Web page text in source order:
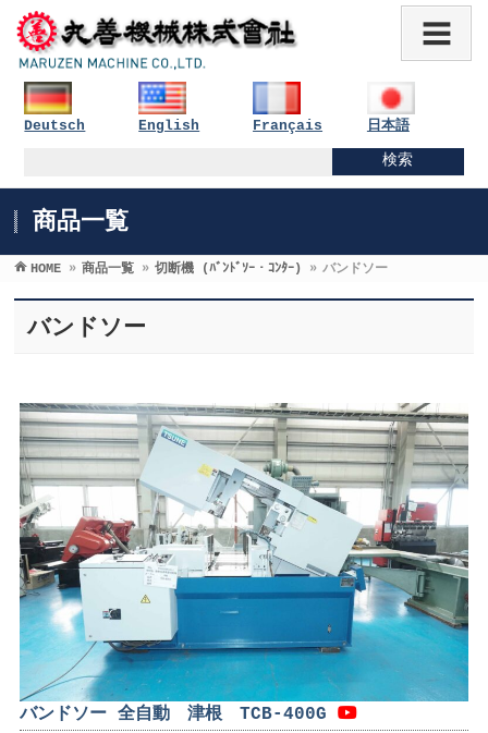
Deutsch English Français 日本語
商品一覧
HOME » 商品一覧 » 切断機 (ﾊﾞﾝﾄﾞｿｰ・ｺﾝﾀｰ) » バンドソー
バンドソー
バンドソー 全自動 津根 TCB-400G